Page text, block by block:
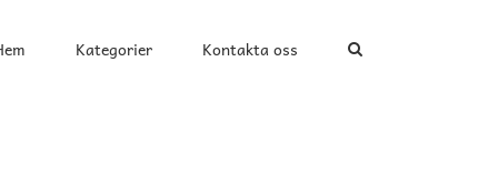
Kategorier Kontakta oss